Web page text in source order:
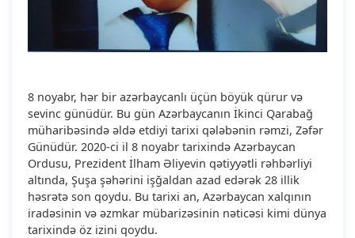
8 noyabr, hər bir azərbaycanlı üçün böyük qürur və
sevinc günüdür. Bu gün Azərbaycanın İkinci Qarabağ
müharibəsində əldə etdiyi tarixi qələbənin rəmzi, Zəfər
Günüdür. 2020-ci il 8 noyabr tarixində Azərbaycan
Ordusu, Prezident İlham Əliyevin qətiyyətli rəhbərliyi
altında, Şuşa şəhərini işğaldan azad edərək 28 illik
həsrətə son qoydu. Bu tarixi an, Azərbaycan xalqının
iradəsinin və əzmkar mübarizəsinin nəticəsi kimi dünya
tarixində öz izini qoydu.